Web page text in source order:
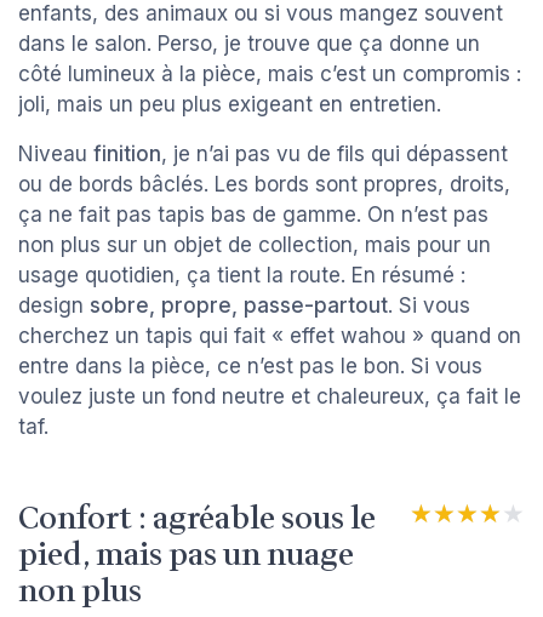
enfants, des animaux ou si vous mangez souvent
dans le salon. Perso, je trouve que ça donne un
côté lumineux à la pièce, mais c’est un compromis :
joli, mais un peu plus exigeant en entretien.
Niveau finition, je n’ai pas vu de fils qui dépassent
ou de bords bâclés. Les bords sont propres, droits,
ça ne fait pas tapis bas de gamme. On n’est pas
non plus sur un objet de collection, mais pour un
usage quotidien, ça tient la route. En résumé :
design sobre, propre, passe-partout. Si vous
cherchez un tapis qui fait « effet wahou » quand on
entre dans la pièce, ce n’est pas le bon. Si vous
voulez juste un fond neutre et chaleureux, ça fait le
taf.
Confort : agréable sous le
pied, mais pas un nuage
non plus
★★★★★
★★★★★